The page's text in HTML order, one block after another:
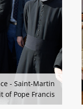
- Saint-Martin
of Pope Francis